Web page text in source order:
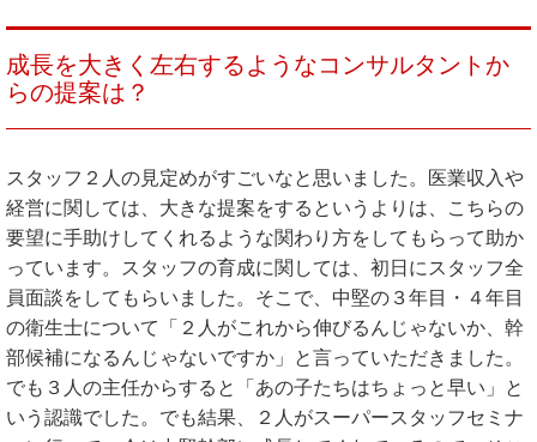
成長を大きく左右するようなコンサルタントか
らの提案は？
スタッフ２人の見定めがすごいなと思いました。医業収入や
経営に関しては、大きな提案をするというよりは、こちらの
要望に手助けしてくれるような関わり方をしてもらって助か
っています。スタッフの育成に関しては、初日にスタッフ全
員面談をしてもらいました。そこで、中堅の３年目・４年目
の衛生士について「２人がこれから伸びるんじゃないか、幹
部候補になるんじゃないですか」と言っていただきました。
でも３人の主任からすると「あの子たちはちょっと早い」と
いう認識でした。でも結果、２人がスーパースタッフセミナ